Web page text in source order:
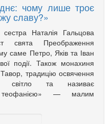
чому лише троє
славу?»
Наталія Гальцова
свята Преображення
саме Петро, Яків та Іван
події. Також монахиня
традицію освячення
світло та називає
— малим